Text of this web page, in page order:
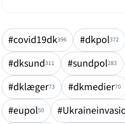
#covid19dk396 #dkpol372
#dksund311 #sundpol283
#dklæger73 #dkmedier70
#eupol50